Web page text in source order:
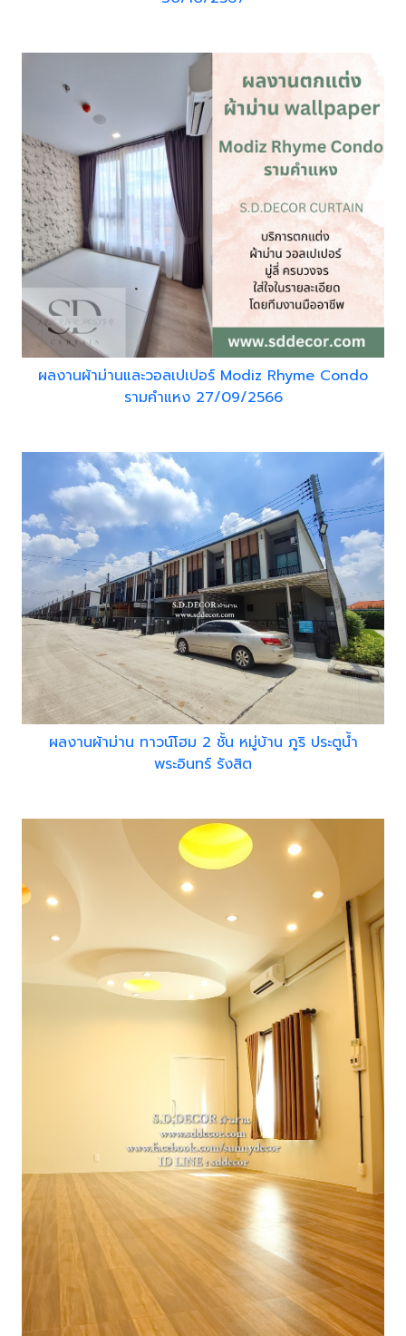
ผลงานผ้าม่านและวอลเปเปอร์ Modiz Rhyme Condo
รามคำแหง 27/09/2566
ผลงานผ้าม่าน ทาวน์โฮม 2 ชั้น หมู่บ้าน ภูริ ประตูน้ำ
พระอินทร์ รังสิต